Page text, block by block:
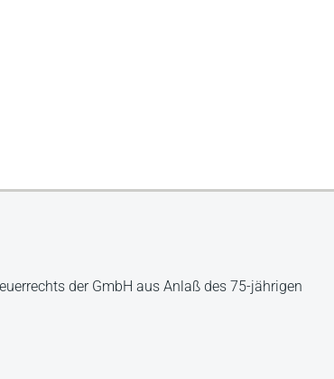
der GmbH aus Anlaß des 75-jährigen